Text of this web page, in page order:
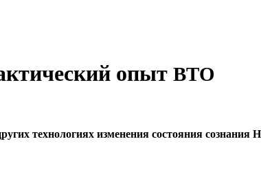
опыт ВТО
технологиях изменения состояния